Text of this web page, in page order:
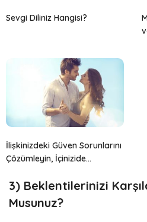
Sevgi Diliniz Hangisi?
İlişkinizdeki Güven Sorunlarını
Çözümleyin, İçinizide
3) Beklentilerinizi
Musunuz?